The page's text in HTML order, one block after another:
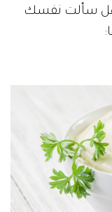
هل سألت نفسك